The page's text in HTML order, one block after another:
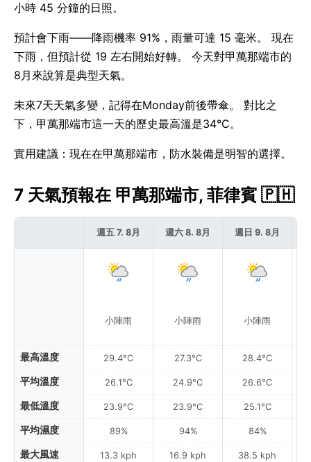
小時 45 分鐘的日照。
預計會下雨——降雨機率 91%，雨量可達 15 毫米。 現在
下雨，但預計從 19 左右開始好轉。 今天對甲萬那端市的
8月來說算是典型天氣。
未來7天天氣多變，記得在Monday前後帶傘。 對比之
下，甲萬那端市這一天的歷史最高溫是34°C。
實用建議：現在在甲萬那端市，防水裝備是明智的選擇。
7 天氣預報在 甲萬那端市, 菲律賓 🇵🇭
最高溫度
平均溫度
最低溫度
平均濕度
最大風速
週五 7. 8月
小陣雨
29.4°C
26.1°C
23.9°C
89%
13.3 kph
週六 8. 8月
小陣雨
27.3°C
24.9°C
23.9°C
94%
16.9 kph
週日 9. 8月
小陣雨
28.4°C
26.6°C
25.1°C
84%
38.5 kph